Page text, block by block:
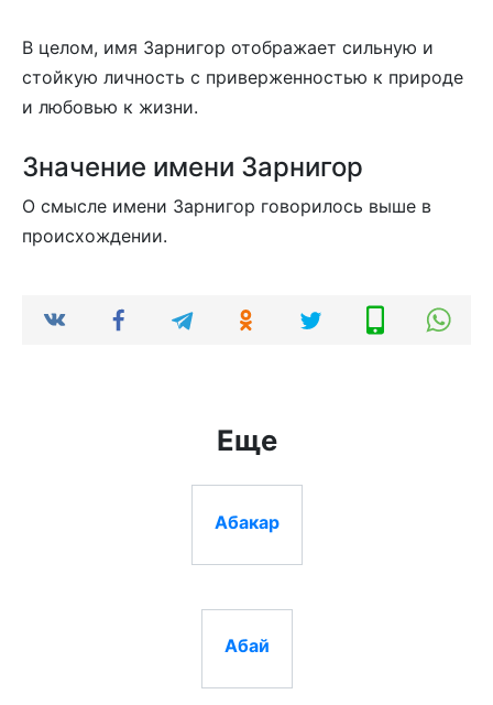
В целом, имя Зарнигор отображает сильную и
стойкую личность с приверженностью к природе
и любовью к жизни.
Значение имени Зарнигор
О смысле имени Зарнигор говорилось выше в
происхождении.
Еще
Абакар
Абай